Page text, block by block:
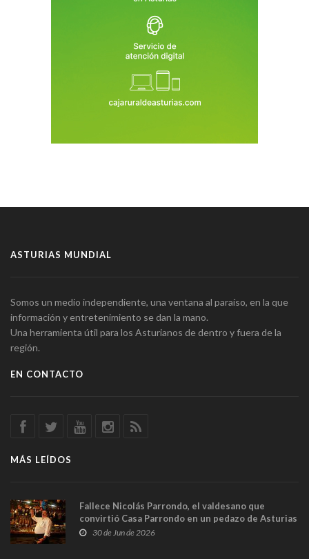
ASTURIAS MUNDIAL
Somos un medio independiente, una ventana al paraíso, en la que
información y entretenimiento se dan la mano.
Una herramienta útil para los Asturianos de dentro y fuera de la
región.
EN CONTACTO
MÁS LEÍDOS
Fallece Nicolás Parrondo, el valdesano que
convirtió Casa Parrondo en un pedazo de Asturias
en Madrid
30 de Jun de 2026